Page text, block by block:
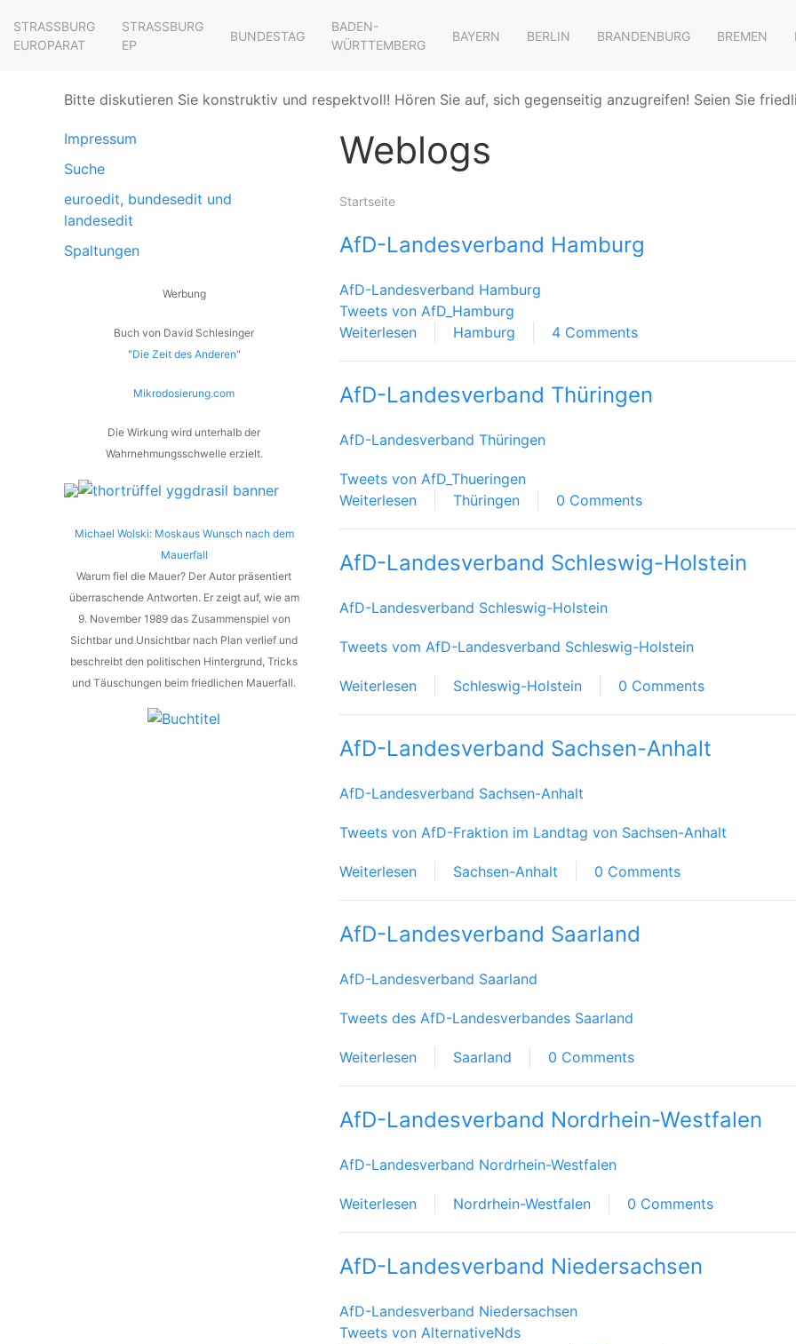
STRASSBURG E
UROPARAT
STRASSBURG E
P
BUNDESTAG
BADEN-
WÜRTTEMBERG
BAYERN BERLIN BRANDENBURG BREMEN
Bitte diskutieren Sie konstruktiv und respektvoll! Hören Sie auf, sich gegenseitig anzugreifen! Seien Sie
Weblogs
Startseite
AfD-Landesverband Hamburg
AfD-Landesverband Hamburg
Tweets von AfD_Hamburg
Weiterlesen
Hamburg 4 Comments
AfD-Landesverband Thüringen
AfD-Landesverband Thüringen
Tweets von AfD_Thueringen
Weiterlesen
Thüringen 0 Comments
AfD-Landesverband Schleswig-Holstein
AfD-Landesverband Schleswig-Holstein
Tweets vom AfD-Landesverband Schleswig-Holstein
Weiterlesen Schleswig-Holstein 0 Comments
AfD-Landesverband Sachsen-Anhalt
AfD-Landesverband Sachsen-Anhalt
Tweets von AfD-Fraktion im Landtag von Sachsen-Anhalt
Weiterlesen Sachsen-Anhalt 0 Comments
AfD-Landesverband Saarland
AfD-Landesverband Saarland
Tweets des AfD-Landesverbandes Saarland
Weiterlesen Saarland 0 Comments
AfD-Landesverband Nordrhein-Westfalen
AfD-Landesverband Nordrhein-Westfalen
Weiterlesen Nordrhein-Westfalen 0 Comments
AfD-Landesverband Niedersachsen
AfD-Landesverband Niedersachsen
Tweets von AlternativeNds
Impressum
Suche
euroedit, bundesedit und
landesedit
Spaltungen
Werbung
Buch von David Schlesinger
"Die Zeit des Anderen"
Mikrodosierung.com
Die Wirkung wird unterhalb der
Wahrnehmungsschwelle erzielt.
Michael Wolski: Moskaus Wunsch nach dem
Mauerfall
Warum fiel die Mauer? Der Autor präsentiert
überraschende Antworten. Er zeigt auf, wie am
9. November 1989 das Zusammenspiel von
Sichtbar und Unsichtbar nach Plan verlief und
beschreibt den politischen Hintergrund, Tricks
und Täuschungen beim friedlichen Mauerfall.